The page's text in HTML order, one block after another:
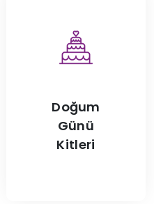
Doğum
Günü
Kitleri